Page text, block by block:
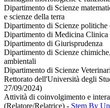
Dipartimento di Scienze
e scienze della terra
Dipartimento di Scienze politiche
Dipartimento di Medicina Clinica
Dipartimento di Giurisprudenza
Dipartimento di Scienze
ambientali
Dipartimento di Scienze
Rettorato dell'Università degli
27/09/2024)
Attività di coinvolgimento e
(Relatore/Relatrice) - Stem By